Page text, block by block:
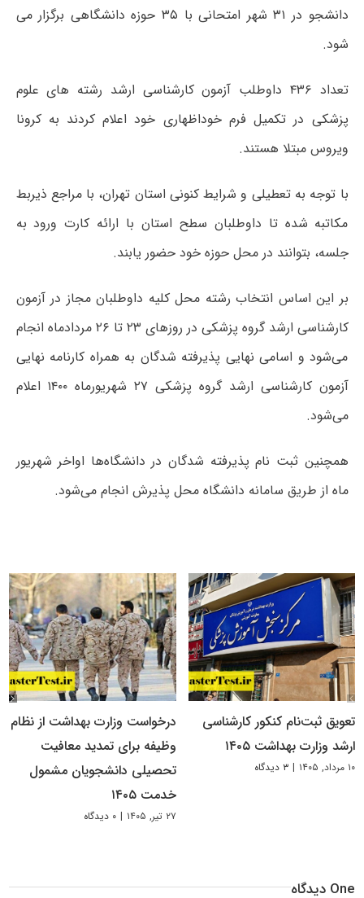
دانشجو در ۳۱ شهر امتحانی با ۳۵ حوزه دانشگاهی برگزار می
شود.
تعداد ۴۳۶ داوطلب آزمون کارشناسی ارشد رشته های علوم
پزشکی در تکمیل فرم خوداظهاری خود اعلام کردند به کرونا
ویروس مبتلا هستند.
با توجه به تعطیلی و شرایط کنونی استان تهران، با مراجع ذیربط
مکاتبه شده تا داوطلبان سطح استان با ارائه کارت ورود به
جلسه، بتوانند در محل حوزه خود حضور یابند.
بر این اساس انتخاب رشته محل کلیه داوطلبان مجاز در آزمون
کارشناسی ارشد گروه پزشکی در روزهای ۲۳ تا ۲۶ مردادماه انجام
می‌شود و اسامی نهایی پذیرفته شدگان به همراه کارنامه نهایی
آزمون کارشناسی ارشد گروه پزشکی ۲۷ شهریورماه ۱۴۰۰ اعلام
می‌شود.
همچنین ثبت نام پذیرفته شدگان در دانشگاه‌ها اواخر شهریور
ماه از طریق سامانه دانشگاه محل پذیرش انجام می‌شود.
تعویق ثبت‌نام کنکور کارشناسی
ارشد وزارت بهداشت ۱۴۰۵
۱۰ مرداد, ۱۴۰۵ | ۳ دیدگاه
درخواست وزارت بهداشت از نظام
وظیفه برای تمدید معافیت
تحصیلی دانشجویان مشمول
خدمت ۱۴۰۵
۲۷ تیر, ۱۴۰۵ | ۰ دیدگاه
One دیدگاه